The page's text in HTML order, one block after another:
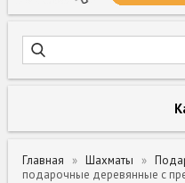
Главная Шахматы
подарочные деревянные с